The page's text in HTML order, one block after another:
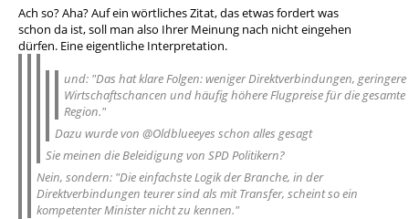
Ach so? Aha? Auf ein wörtliches Zitat, das etwas fordert was
schon da ist, soll man also Ihrer Meinung nach nicht eingehen
dürfen. Eine eigentliche Interpretation.
und: "Das hat klare Folgen: weniger Direktverbindungen, geringere
Wirtschaftschancen und häufig höhere Flugpreise für die gesamte
Region."
Dazu wurde von @Oldblueeyes schon alles gesagt
Sie meinen die Beleidigung von SPD Politikern?
Nein, sondern: "Die einfachste Logik der Branche, in der
Direktverbindungen teurer sind als mit Transfer, scheint so ein
kompetenter Minister nicht zu kennen."